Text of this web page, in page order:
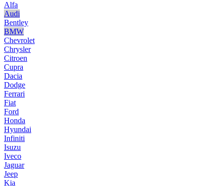
Alfa
Audi
Bentley
BMW
Chevrolet
Chrysler
Citroen
Cupra
Dacia
Dodge
Ferrari
Fiat
Ford
Honda
Hyundai
Infiniti
Isuzu
Iveco
Jaguar
Jeep
Kia